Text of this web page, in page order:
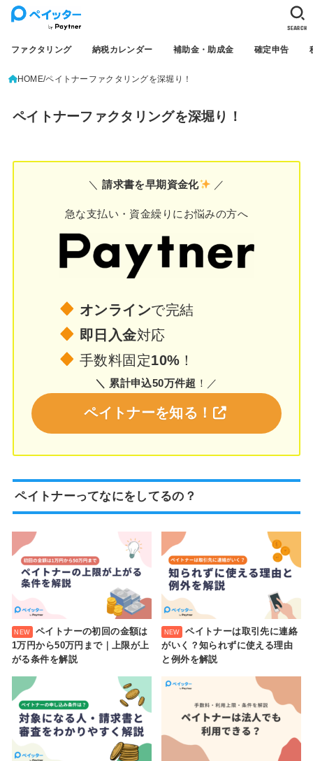
ファクタリング 納税カレンダー 補助金・助成金 確定申告
SEARCH
HOME ペイトナーファクタリングを深堀り！
ペイトナーファクタリングを深堀り！
＼請求書を早期資金化 ／
急な支払い・資金繰りにお悩みの方へ
オンラインで完結
即日入金対応
手数料固定10% ！
＼ 累計申込50万件超 ！／
ペイトナーを知る！
ペイトナーってなにをしてるの？
ペイトナーの初回の金額は
1万円から50万円まで｜上限が上
がる条件を解説
ペイトナーは取引先に連絡
がいく？知られずに使える理由
と例外を解説